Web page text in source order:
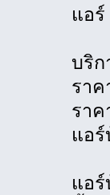
แอ
บริ
ราค
รา
แอ
แอ